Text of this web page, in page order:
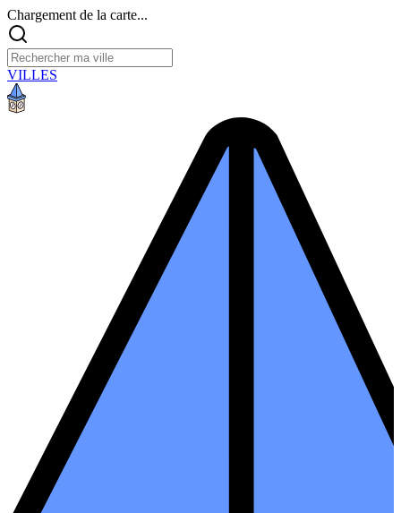
Chargement de la carte...
VILLES